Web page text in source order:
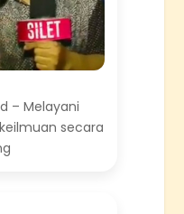
– Melayani
secara